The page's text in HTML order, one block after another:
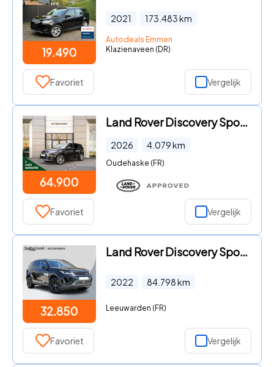
19.490
2021 173.483km
Autodeals Emmen
Klazienaveen (DR)
Favoriet Vergelijk
64.900
Land Rover Discovery Sport - P270e PHEV Business Edition | Convenience Pack | Driver Assi
2026 4.079km
Oudehaske (FR)
Favoriet Vergelijk
32.850
Land Rover Discovery Sport - P300e PHEV AWD Auto Dynamic SE | Voorruit verwarming | 360 C
2022 84.798km
Leeuwarden (FR)
Favoriet Vergelijk